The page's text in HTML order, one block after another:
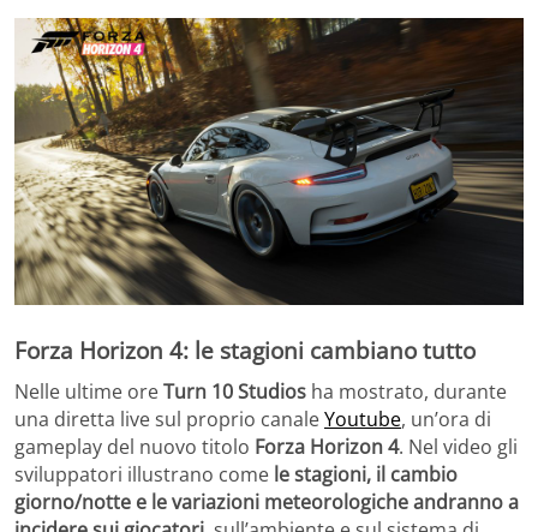
Forza Horizon 4: le stagioni cambiano tutto
Nelle ultime oreTurn 10 Studios ha mostrato, durante
una diretta live sul proprio canaleYoutube, un’ora di
gameplay del nuovo titolo Forza Horizon 4. Nel video gli
sviluppatori illustrano come le stagioni, il cambio
giorno/notte e le variazioni meteorologiche andranno a